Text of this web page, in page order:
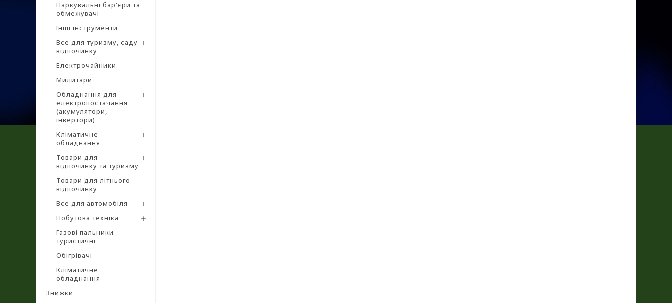
Паркувальні бар'єри та
обмежувачі
Інші інструменти
Все для туризму, саду
відпочинку
Електрочайники
Милитари
Обладнання для
електропостачання
(акумулятори,
інвертори)
Кліматичне
обладнання
Товари для
відпочинку та туризму
Товари для літнього
відпочинку
Все для автомобіля
Побутова техніка
Газові пальники
туристичні
Обігрівачі
Кліматичне
обладнання
Знижки